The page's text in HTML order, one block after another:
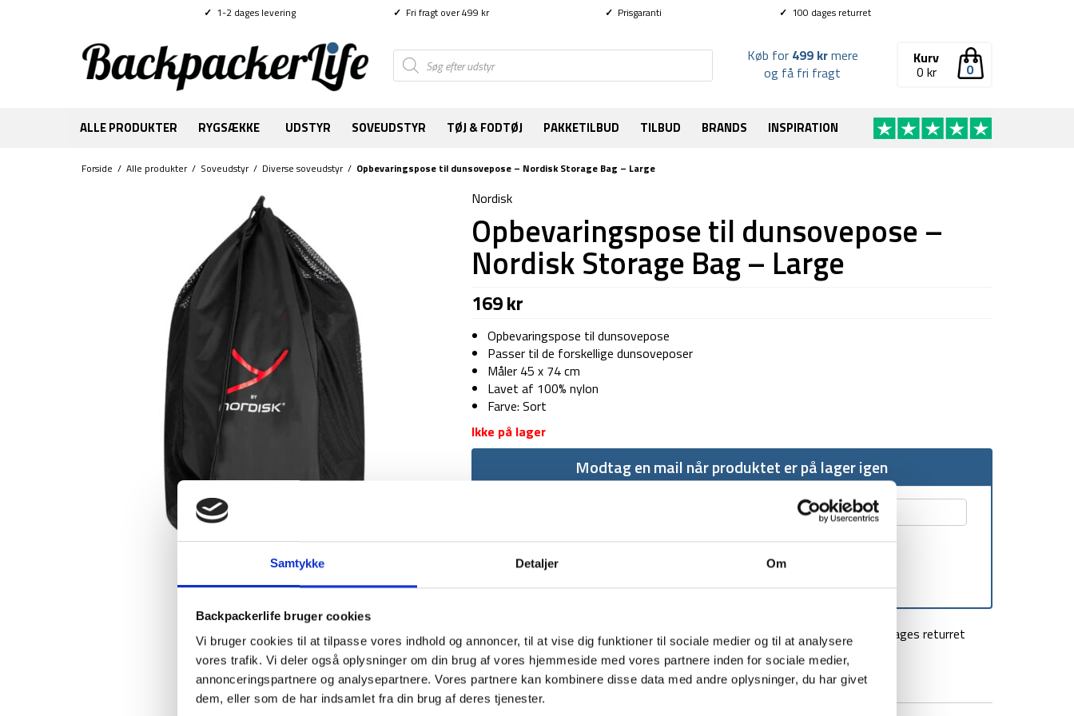
Samtykke Detaljer Om
Backpackerlife bruger cookies
Vi bruger cookies til at tilpasse vores indhold og annoncer, til at vise dig funktioner til sociale medier og til at analysere
vores trafik. Vi deler også oplysninger om din brug af vores hjemmeside med vores partnere inden for sociale medier,
annonceringspartnere og analysepartnere. Vores partnere kan kombinere disse data med andre oplysninger, du har givet
dem, eller som de har indsamlet fra din brug af deres tjenester.
✓ 1-2 dages levering ✓ Fri fragt over 499 kr ✓ Prisgaranti ✓ 100 dages returret
Products
search 0
Kurv
0 kr
Køb for 499 krmere
og få fri fragt
ALLE PRODUKTER RYGSÆKKE UDSTYR SOVEUDSTYR TØJ & FODTØJ PAKKETILBUD TILBUD BRANDS INSPIRATION
Forside / Alle produkter/ Soveudstyr/ Diverse soveudstyr/ Opbevaringspose til dunsovepose – Nordisk Storage Bag – Large
Nordisk
Opbevaringspose til dunsovepose –
Nordisk Storage Bag – Large
169kr
Opbevaringspose til dunsovepose
Passer til de forskellige dunsoveposer
Måler 45 x 74 cm
Lavet af 100% nylon
Farve: Sort
Ikke på lager
Modtag en mail når produktet er på lager igen
1-2 dages levering Fri fragt over 499 kr 100 dages returret